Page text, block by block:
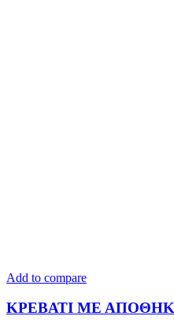
Add to compare
ΚΡΕΒΑΤΙ ΜΕ